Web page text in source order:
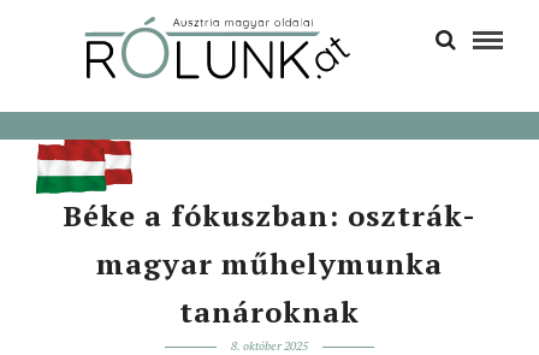
Béke a fókuszban: osztrák-
magyar műhelymunka
tanároknak
8. október 2025